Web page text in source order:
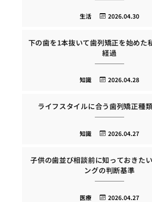
2026.04.30
生活
下の歯を1本抜いて歯列矯正を始めた
経過
2026.04.28
知識
ライフスタイルに合う歯列矯正種
2026.04.27
知識
子供の歯並び相談前に知っておきた
ングの判断基準
2026.04.27
医療